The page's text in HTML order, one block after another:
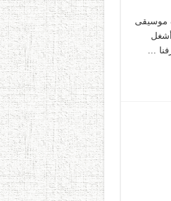
موسيقى
…